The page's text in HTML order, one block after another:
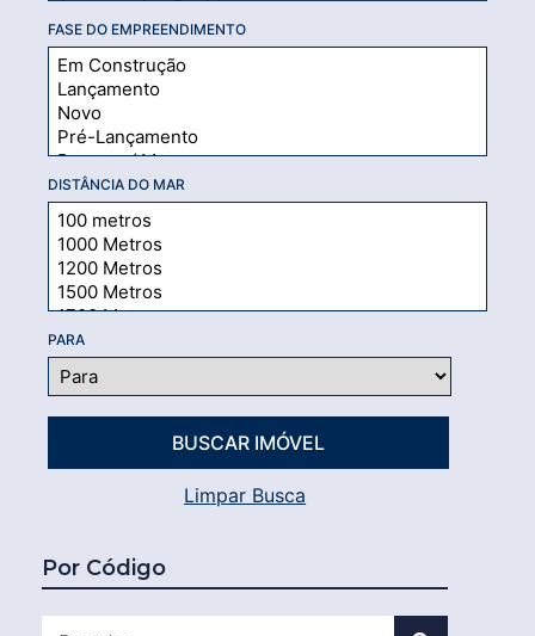
FASE DO EMPREENDIMENTO
DISTÂNCIA DO MAR
PARA
Limpar Busca
Por Código